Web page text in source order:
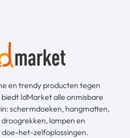
en trendy producten tegen
IdMarket alle onmisbare
schermdoeken, hangmatten,
lampen en
doe-het-zelfoplossingen.